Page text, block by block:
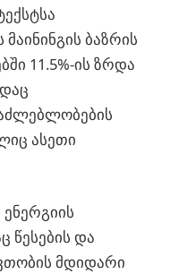
ბაზრის
11.5%-ის ზრდა
ასეთი
წესების და
მდიდარი